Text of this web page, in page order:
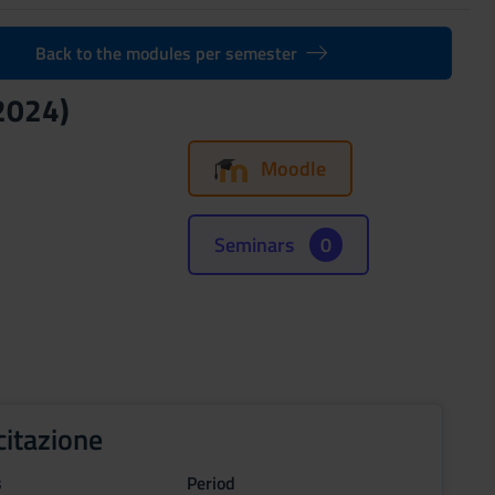
Back to the modules per semester
Moodle
Seminars 0
Period